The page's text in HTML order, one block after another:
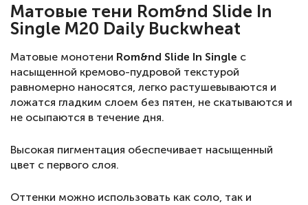
Матовые тени Rom&nd Slide In
Single M20 Daily Buckwheat
Матовые монотени Rom&nd Slide In Single с
насыщенной кремово-пудровой текстурой
равномерно наносятся, легко растушевываются и
ложатся гладким слоем без пятен, не скатываются и
не осыпаются в течение дня.
Высокая пигментация обеспечивает насыщенный
цвет с первого слоя.
Оттенки можно использовать как соло, так и